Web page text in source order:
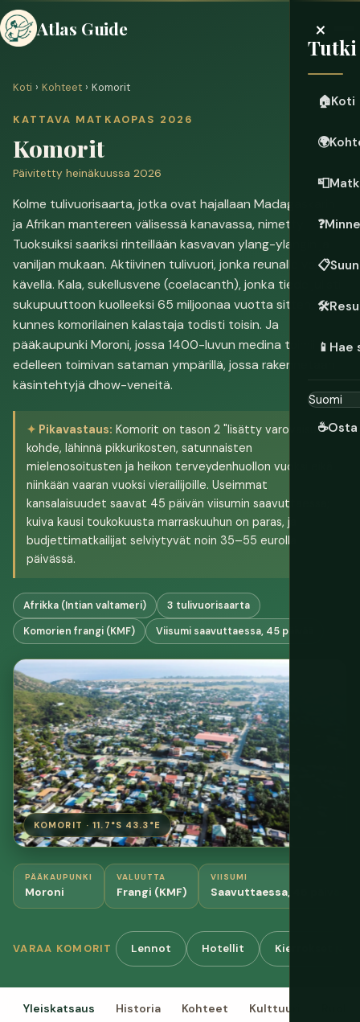
Atlas Guide ×
Tutki
🏠Koti
🌍
📮
❓
📋
🛠️
📱 Hae
☕Osta
Koti › Kohteet › Komorit
KATTAVA MATKAOPAS 2026
Komorit
Päivitetty heinäkuussa 2026
Kolme tulivuorisaarta, jotka ovat hajallaan Madagaskarin
ja Afrikan mantereen välisessä kanavassa, nimetty
Tuoksuiksi saariksi rinteillään kasvavan ylang-ylangin ja
vaniljan mukaan. Aktiivinen tulivuori, jonka reunalle voi
kävellä. Kala, sukellusvene (coelacanth), jonka tiede julisti
sukupuuttoon kuolleeksi 65 miljoonaa vuotta sitten,
kunnes komorilainen kalastaja todisti toisin. Ja
pääkaupunki Moroni, jossa 1400-luvun medina toimii
edelleen toimivan sataman ympärillä, jossa rakennetaan
käsintehtyjä dhow-veneitä.
Pikavastaus: Komorit on tason 2 "lisätty varovaisuus"
kohde, lähinnä pikkurikosten, satunnaisten
mielenosoitusten ja heikon terveydenhuollon vuoksi eikä
niinkään vaaran vuoksi vierailijoille. Useimmat
kansalaisuudet saavat 45 päivän viisumin saavuttaessa;
kuiva kausi toukokuusta marraskuuhun on paras, ja
budjettimatkailijat selviytyvät noin 35–55 eurolla
päivässä.
Afrikka (Intian valtameri)
3 tulivuorisaarta
Komorien frangi (KMF)
Viisumi saavuttaessa, 45 päivää
KOMORIT · 11.7°S 43.3°E
PÄÄKAUPUNKI
Moroni
VALUUTTA
Frangi (KMF)
VIISUMI
Saavuttaessa, 45 päivää
VARAA KOMORIT Lennot Hotellit Kierrokset ja
Yleiskatsaus Historia Kohteet Kulttuuri